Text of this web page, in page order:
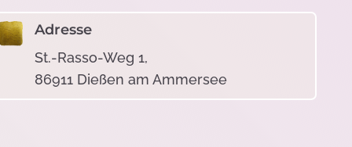
Adresse
St.-Rasso-Weg 1,
86911 Dießen am Ammersee